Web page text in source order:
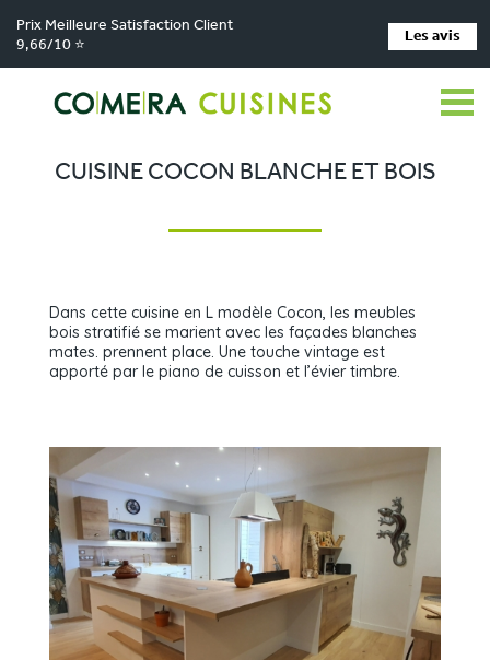
Prix Meilleure Satisfaction Client
9,66/10 ⭐
Les avis
Comera Cuisines > Nos magasins de cuisine > Cuisiniste Cholet
Réalisations > Cuisine cocon blanche et bois
CUISINE COCON BLANCHE ET BOIS
Dans cette cuisine en L modèle Cocon, les meubles
bois stratifié se marient avec les façades blanches
mates. prennent place. Une touche vintage est
apporté par le piano de cuisson et l’évier timbre.